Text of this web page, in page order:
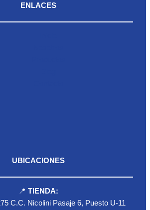
ENLACES
UBICACIONES
📍 TIENDA:
C.C. Nicolini Pasaje 6, Puesto U-11